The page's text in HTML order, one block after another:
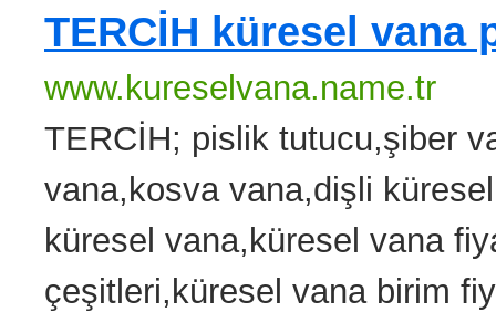
TERCİH küresel vana
www.kureselvana.name.tr
TERCİH; pislik tutucu,şiber
vana,kosva vana,dişli
küresel vana,küresel vana
çeşitleri,küresel vana birim